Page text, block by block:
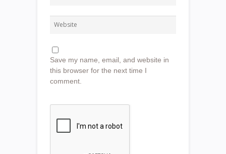
Save my name, email, and website in
this browser for the next time I
comment.